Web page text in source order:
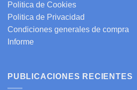
Politica de Cookies
Politica de Privacidad
Condiciones generales de compra
Informe
PUBLICACIONES RECIENTES